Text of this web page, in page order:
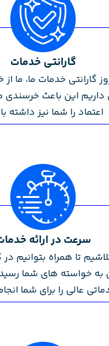
گارانتی خدمات
روز گارانتی خدمات ما، ما
داریم این باعث
اعتماد را شما نیز داشته
سرعت در ارائه
تا همراه بتوانیم
خواسته های شما
عالی را برای شما